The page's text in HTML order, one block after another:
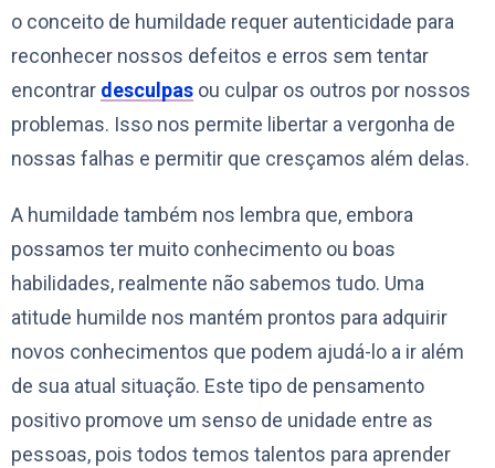
o conceito de humildade requer autenticidade para
reconhecer nossos defeitos e erros sem tentar
encontrar desculpas ou culpar os outros por nossos
problemas. Isso nos permite libertar a vergonha de
nossas falhas e permitir que cresçamos além delas.
A humildade também nos lembra que, embora
possamos ter muito conhecimento ou boas
habilidades, realmente não sabemos tudo. Uma
atitude humilde nos mantém prontos para adquirir
novos conhecimentos que podem ajudá-lo a ir além
de sua atual situação. Este tipo de pensamento
positivo promove um senso de unidade entre as
pessoas, pois todos temos talentos para aprender